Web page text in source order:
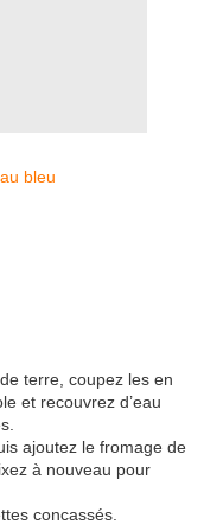
terre, coupez les en
et recouvrez d’eau
ajoutez le fromage de
à nouveau pour
concassés.